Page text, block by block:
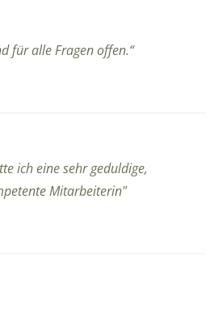
für alle Fragen offen.“
ich eine sehr geduldige,
Mitarbeiterin"